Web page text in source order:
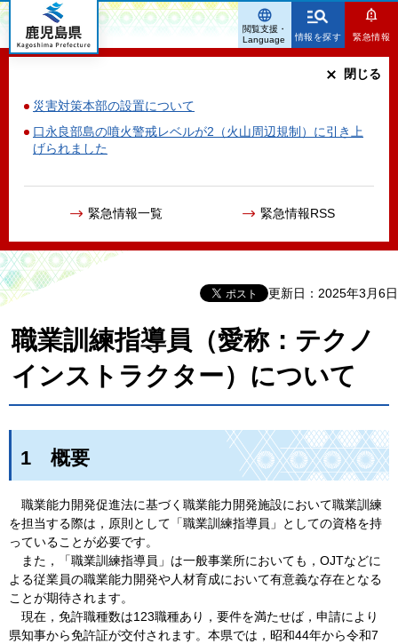
鹿児島県
情報を探す 緊急情報
災害対策本部の設置について
口永良部島の噴火警戒レベルが2（火山周辺規制）に引き上
げられました
緊急情報一覧 緊急情報RSS
閉じる
閲覧支援・
Language
更新日：2025年3月6日
職業訓練指導員（愛称：テクノ
インストラクター）について
1 概要
職業能力開発促進法に基づく職業能力開発施設において職業訓練
を担当する際は，原則として「職業訓練指導員」としての資格を持
っていることが必要です。
ま た，「職業訓練指導員」は一般事業所においても，OJTなどに
よる従業員の職業能力開発や人材育成において有意義な存在となる
ことが期待されます。
現在，免許職種数は123職種あり，要件を満たせば，申請により
県知事から免許証が交付されます。本県では，昭和44年から令和7